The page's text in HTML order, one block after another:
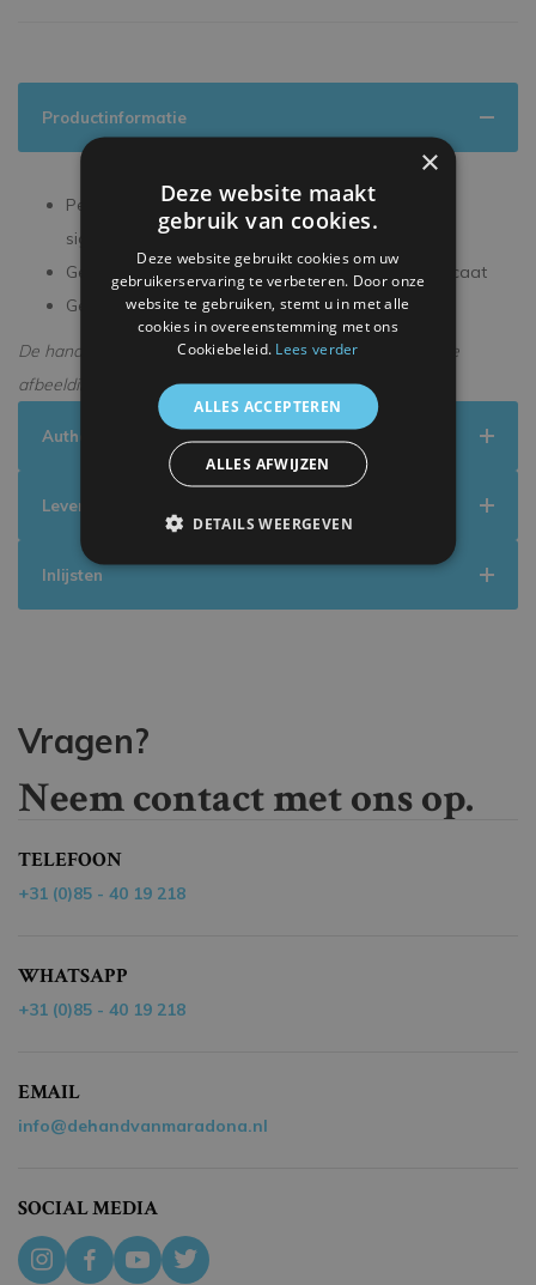
Productinformatie
Persoonlijk gesigneerd tijdens een exclusieve
signeersessie
Geleverd met een officieel ICONS echtheidscertificaat
Geleverd in een premium verpakking
De handtekening kan enigszins afwijken van de getoonde
afbeelding.
Authenticiteit
Levering
Inlijsten
Vragen?
Neem contact met ons op.
TELEFOON
+31 (0)85 - 40 19 218
WHATSAPP
+31 (0)85 - 40 19 218
EMAIL
info@dehandvanmaradona.nl
SOCIAL MEDIA
×
Deze website maakt
gebruik van cookies.
Deze website gebruikt cookies om uw
gebruikerservaring te verbeteren. Door onze
website te gebruiken, stemt u in met alle
cookies in overeenstemming met ons
Cookiebeleid. Lees verder
ALLES ACCEPTEREN
ALLES AFWIJZEN
DETAILS WEERGEVEN